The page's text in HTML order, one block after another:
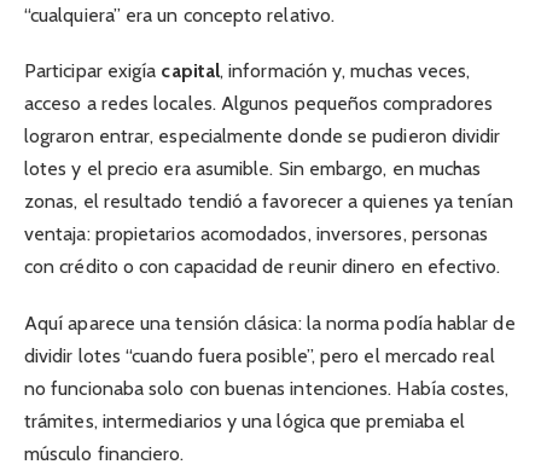
“cualquiera” era un concepto relativo.
Participar exigía capital, información y, muchas veces,
acceso a redes locales. Algunos pequeños compradores
lograron entrar, especialmente donde se pudieron dividir
lotes y el precio era asumible. Sin embargo, en muchas
zonas, el resultado tendió a favorecer a quienes ya tenían
ventaja: propietarios acomodados, inversores, personas
con crédito o con capacidad de reunir dinero en efectivo.
Aquí aparece una tensión clásica: la norma podía hablar de
dividir lotes “cuando fuera posible”, pero el mercado real
no funcionaba solo con buenas intenciones. Había costes,
trámites, intermediarios y una lógica que premiaba el
músculo financiero.